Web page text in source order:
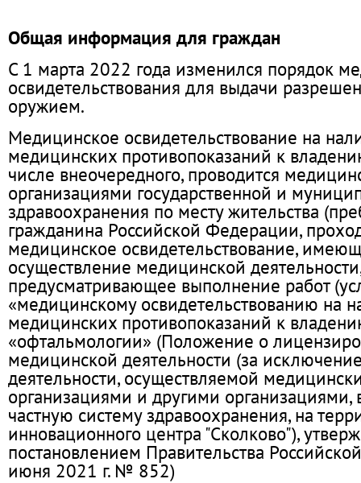
Общая информация для граждан
С 1 марта 2022 года изменился порядок
освидетельствования для выдачи
оружием.
Медицинское освидетельствование на
медицинских противопоказаний к
числе внеочередного, проводится
организациями государственной и
здравоохранения по месту жительства
гражданина Российской Федерации,
медицинское освидетельствование,
осуществление медицинской деятельности,
предусматривающее выполнение работ
«медицинскому освидетельствованию на
медицинских противопоказаний к
«офтальмологии» (Положение о
медицинской деятельности (за
деятельности, осуществляемой
организациями и другими
частную систему здравоохранения, на
инновационного центра "Сколково"),
постановлением Правительства
июня 2021 г. № 852)